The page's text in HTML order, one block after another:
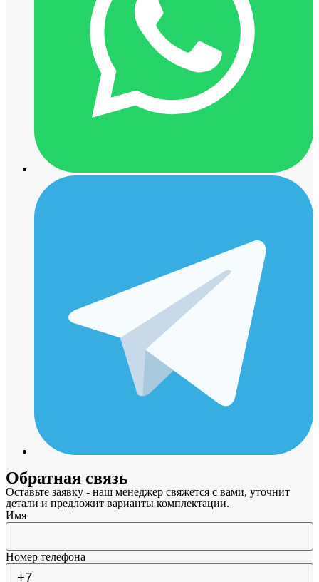
Обратная связь
Оставьте заявку - наш менеджер свяжется с вами, уточнит
детали и предложит варианты комплектации.
Имя
Номер телефона